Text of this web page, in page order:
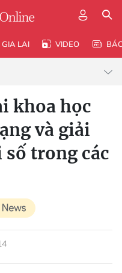
GIA LAI VIDEO
khoa học
và giải
trong các